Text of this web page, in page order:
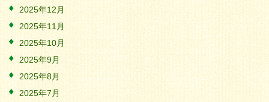
2025年12月
2025年11月
2025年10月
2025年9月
2025年8月
2025年7月